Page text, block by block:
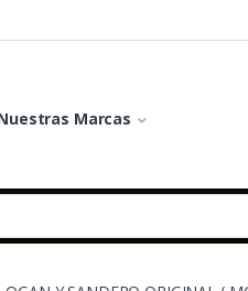
Marcas